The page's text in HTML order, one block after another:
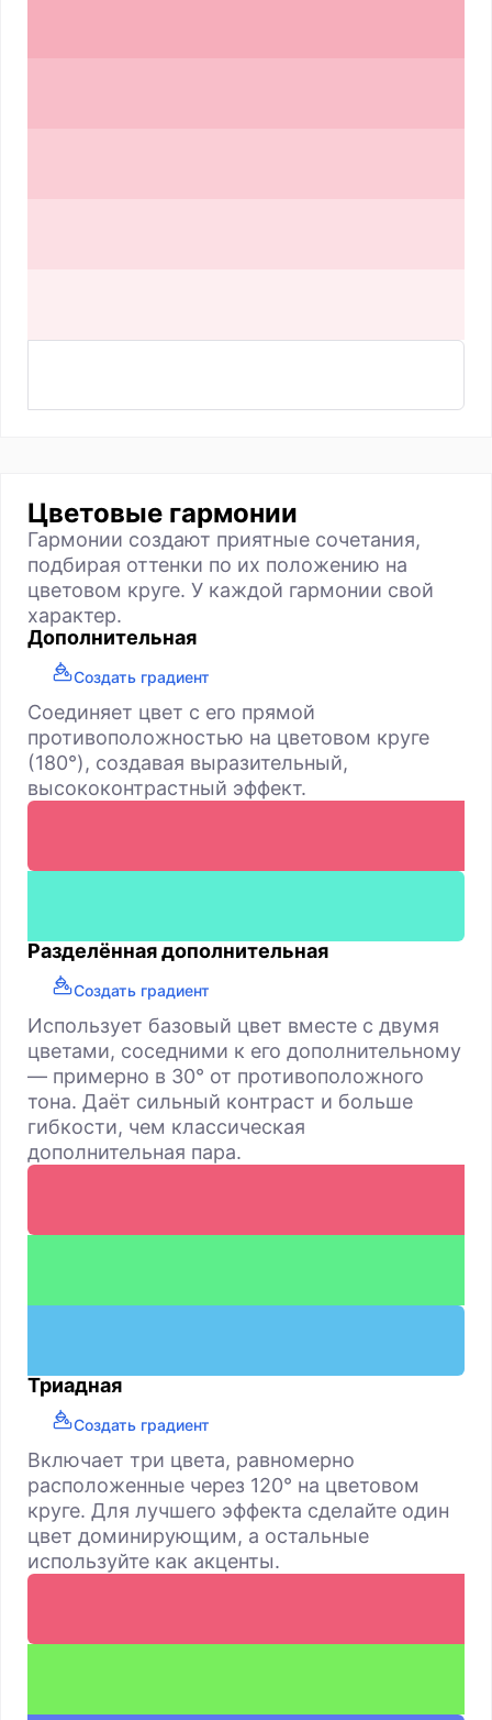
Цветовые гармонии
Гармонии создают приятные сочетания,
подбирая оттенки по их положению на
цветовом круге. У каждой гармонии свой
характер.
Дополнительная
Создать градиент
Соединяет цвет с его прямой
противоположностью на цветовом круге
(180°), создавая выразительный,
высококонтрастный эффект.
Разделённая дополнительная
Создать градиент
Использует базовый цвет вместе с двумя
цветами, соседними к его дополнительному
— примерно в 30° от противоположного
тона. Даёт сильный контраст и больше
гибкости, чем классическая
дополнительная пара.
Триадная
Создать градиент
Включает три цвета, равномерно
расположенные через 120° на цветовом
круге. Для лучшего эффекта сделайте один
цвет доминирующим, а остальные
используйте как акценты.